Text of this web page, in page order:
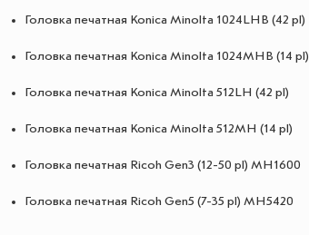
Головка печатная Konica Minolta 1024LHB (42 pl)
Головка печатная Konica Minolta 1024MHB (14 pl)
Головка печатная Konica Minolta 512LН (42 pl)
Головка печатная Konica Minolta 512MH (14 pl)
Головка печатная Ricoh Gen3 (12-50 pl) MH1600
Головка печатная Ricoh Gen5 (7-35 pl) MH5420